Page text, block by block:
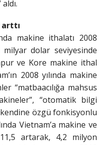
arttı
makine ithalatı 2008
milyar dolar seviyesinde
ve Kore makine ithal
2008 yılında makine
“matbaacılığa mahsus
“otomatik bilgi
özgü fonkisyonlu
Vietnam’a makine ve
11,5 artarak, 4,2 milyon